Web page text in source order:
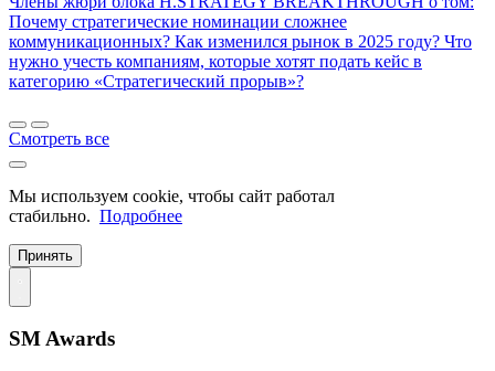
Почему стратегические номинации сложнее
коммуникационных? Как изменился рынок в 2025 году? Что
нужно учесть компаниям, которые хотят подать кейс в
категорию «Стратегический прорыв»?
Смотреть все
Мы используем cookie, чтобы сайт работал
стабильно. Подробнее
Принять
SM Awards